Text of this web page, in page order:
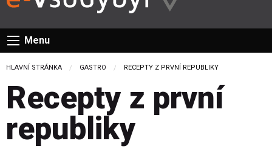
Menu
HLAVNÍ STRÁNKA GASTRO CURRENT:
RECEPTY Z PRVNÍ REPUBLIKY
Recepty z první
republiky